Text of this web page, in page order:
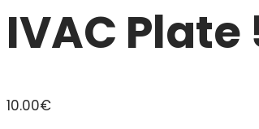
IVAC Plate
10.00€